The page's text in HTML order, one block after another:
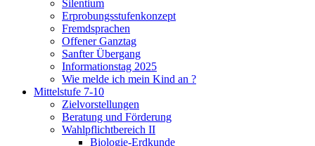
Silentium
Erprobungsstufenkonzept
Fremdsprachen
Offener Ganztag
Sanfter Übergang
Informationstag 2025
Wie melde ich mein Kind an ?
Mittelstufe 7-10
Zielvorstellungen
Beratung und Förderung
Wahlpflichtbereich II
Biologie-Erdkunde